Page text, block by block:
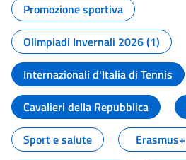
Promozione sportiva
Olimpiadi Invernali 2026 (1)
Internazionali d'Italia di Tennis
Cavalieri della Repubblica
Sport e salute
Erasmus+